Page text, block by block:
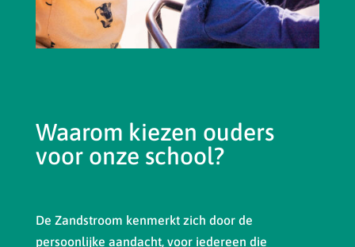
Waarom kiezen ouders
voor onze school?
De Zandstroom kenmerkt zich door de
persoonlijke aandacht, voor iedereen die